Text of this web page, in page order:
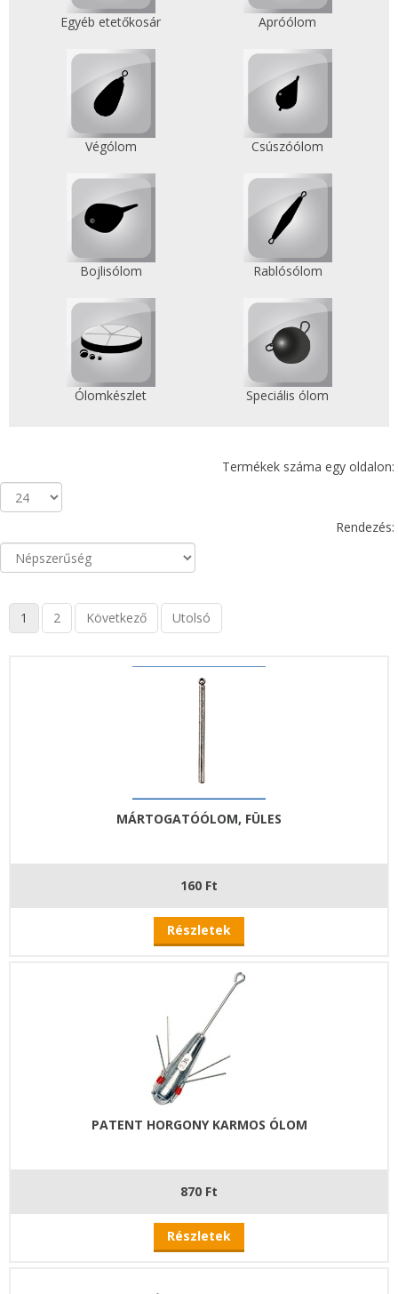
Egyéb etetőkosár Apróólom
Végólom Csúszóólom
Bojlisólom Rablósólom
Ólomkészlet Speciális ólom
Termékek száma egy oldalon:
Rendezés:
1 2 Következő Utolsó
MÁRTOGATÓÓLOM, FÜLES
160 Ft
Részletek
PATENT HORGONY KARMOS ÓLOM
870 Ft
Részletek